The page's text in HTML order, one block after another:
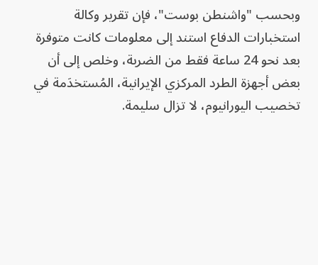
وبحسب "واشنطن بوست"، فإن تقرير وكالة
استخبارات الدفاع استند إلى معلومات كانت متوفرة
بعد نحو 24 ساعة فقط من الضربة، وخلص إلى أن
بعض أجهزة الطرد المركزي الإيرانية، المُستخدَمة في
تخصيب اليورانيوم، لا تزال سليمة.